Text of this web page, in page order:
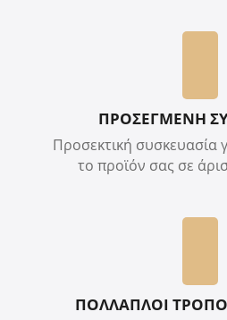
ΠΡΟΣΕΓΜΕΝΗ
Προσεκτική συσκευασία
το προϊόν σας σε
ΠΟΛΛΑΠΛΟΙ